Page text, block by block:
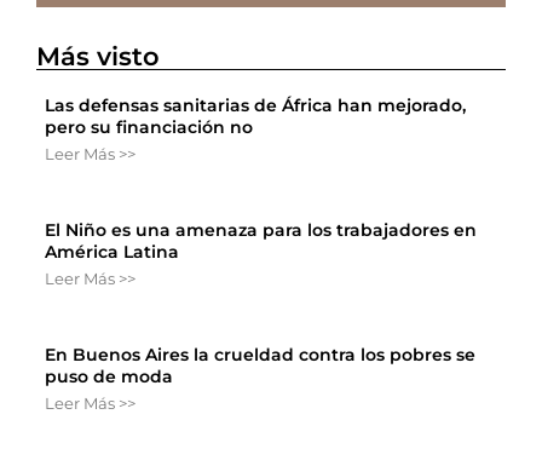
Más visto
Las defensas sanitarias de África han mejorado,
pero su financiación no
Leer Más >>
El Niño es una amenaza para los trabajadores en
América Latina
Leer Más >>
En Buenos Aires la crueldad contra los pobres se
puso de moda
Leer Más >>